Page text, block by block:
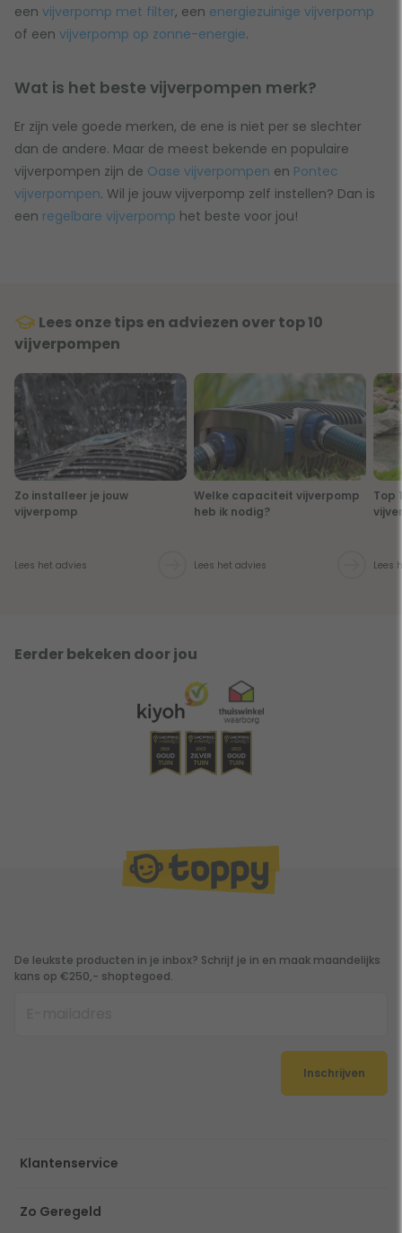
een vijverpomp met filter, een energiezuinige vijverpomp
of een vijverpomp op zonne-energie.
Wat is het beste vijverpompen merk?
Er zijn vele goede merken, de ene is niet per se slechter
dan de andere. Maar de meest bekende en populaire
vijverpompen zijn de Oase vijverpompen en Pontec
vijverpompen. Wil je jouw vijverpomp zelf instellen? Dan is
een regelbare vijverpomp het beste voor jou!
Lees onze tips en adviezen over top 10
vijverpompen
Zo installeer je jouw
vijverpomp
Lees het advies
Welke capaciteit vijverpomp
heb ik nodig?
Lees het advies
Top
Lees
Eerder bekeken door jou
De leukste producten in je inbox? Schrijf je in en maak maandelijks
kans op €250,- shoptegoed.
Inschrijven
Klantenservice
Zo Geregeld